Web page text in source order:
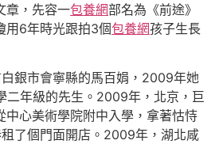
章，先容一包養網部名為《前途》
用6年時光跟拍3個包養網孩子生長
銀市會寧縣的馬百娟，2009年她
二年級的先生。2009年，北京，巨
中心美術學院附中入學，拿著怙恃
了個門面開店。2009年，湖北咸